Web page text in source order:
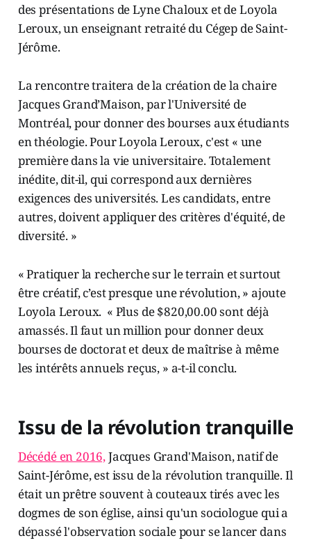
des présentations de Lyne Chaloux et de Loyola
Leroux, un enseignant retraité du Cégep de Saint-
Jérôme.
La rencontre traitera de la création de la chaire
Jacques Grand’Maison, par l'Université de
Montréal, pour donner des bourses aux étudiants
en théologie. Pour Loyola Leroux, c'est « une
première dans la vie universitaire. Totalement
inédite, dit-il, qui correspond aux dernières
exigences des universités. Les candidats, entre
autres, doivent appliquer des critères d'équité, de
diversité. »
« Pratiquer la recherche sur le terrain et surtout
être créatif, c’est presque une révolution, » ajoute
Loyola Leroux. « Plus de $820,00.00 sont déjà
amassés. Il faut un million pour donner deux
bourses de doctorat et deux de maîtrise à même
les intérêts annuels reçus, » a-t-il conclu.
Issu de la révolution tranquille
Décédé en 2016,Jacques Grand'Maison, natif de
Saint-Jérôme, est issu de la révolution tranquille. Il
était un prêtre souvent à couteaux tirés avec les
dogmes de son église, ainsi qu'un sociologue qui a
dépassé l'observation sociale pour se lancer dans